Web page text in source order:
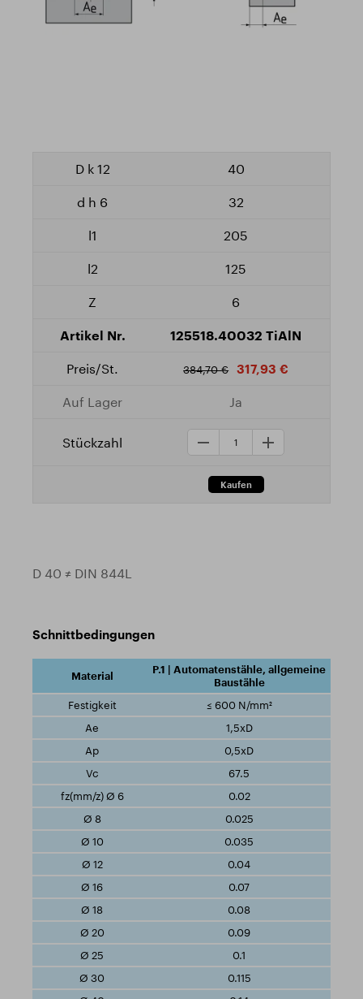
40
32
205
125
6
125518.40032 TiAlN
384,70 € 317,93 €
Ja
D 40 ≠ DIN 844L
Schnittbedingungen
P.1 | Automatenstähle, allgemeine
Baustähle
≤ 600 N/mm²
1,5xD
0,5xD
67.5
0.02
0.025
0.035
0.04
0.07
0.08
0.09
0.1
0.115